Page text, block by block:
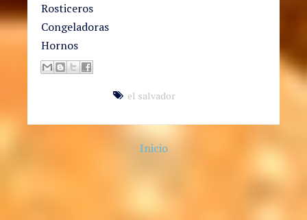
Rosticeros
Congeladoras
Hornos
el salvador
Inicio